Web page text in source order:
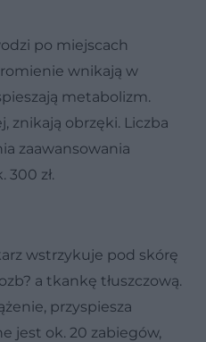
po miejscach
wnikają w
metabolizm.
znikają obrzęki. Liczba
zaawansowania
300 zł.
wstrzykuje pod skórę
a tkankę tłuszczową.
przyspiesza
jest ok. 20 zabiegów,